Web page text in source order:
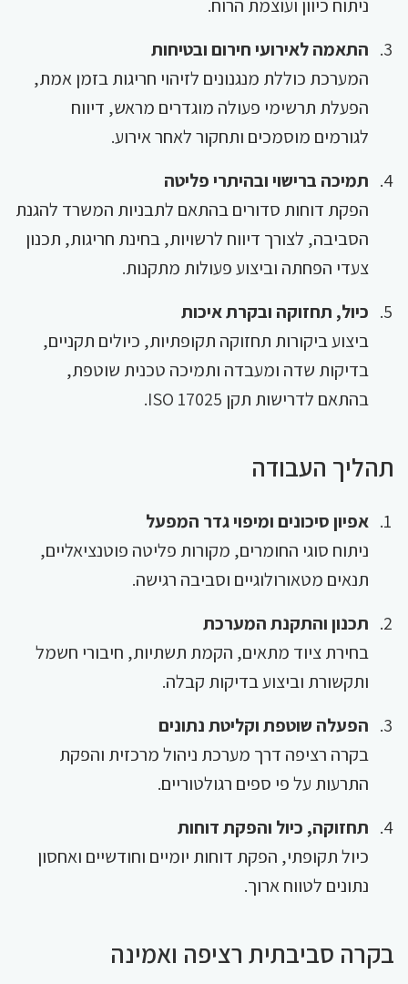
ניתוח כיוון ועוצמת הרוח.
התאמה לאירועי חירום ובטיחות
המערכת כוללת מנגנונים לזיהוי חריגות בזמן אמת,
הפעלת תרשימי פעולה מוגדרים מראש, דיווח
לגורמים מוסמכים ותחקור לאחר אירוע.
תמיכה ברישוי ובהיתרי פליטה
הפקת דוחות סדורים בהתאם לתבניות המשרד להגנת
הסביבה, לצורך דיווח לרשויות, בחינת חריגות, תכנון
צעדי הפחתה וביצוע פעולות מתקנות.
כיול, תחזוקה ובקרת איכות
ביצוע ביקורות תחזוקה תקופתיות, כיולים תקניים,
בדיקות שדה ומעבדה ותמיכה טכנית שוטפת,
בהתאם לדרישות תקן ISO 17025.
תהליך העבודה
אפיון סיכונים ומיפוי גדר המפעל
ניתוח סוגי החומרים, מקורות פליטה פוטנציאליים,
תנאים מטאורולוגיים וסביבה רגישה.
תכנון והתקנת המערכת
בחירת ציוד מתאים, הקמת תשתיות, חיבורי חשמל
ותקשורת וביצוע בדיקות קבלה.
הפעלה שוטפת וקליטת נתונים
בקרה רציפה דרך מערכת ניהול מרכזית והפקת
התרעות על פי ספים רגולטוריים.
תחזוקה, כיול והפקת דוחות
כיול תקופתי, הפקת דוחות יומיים וחודשיים ואחסון
נתונים לטווח ארוך.
בקרה סביבתית רציפה ואמינה